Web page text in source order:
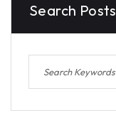
Search Posts